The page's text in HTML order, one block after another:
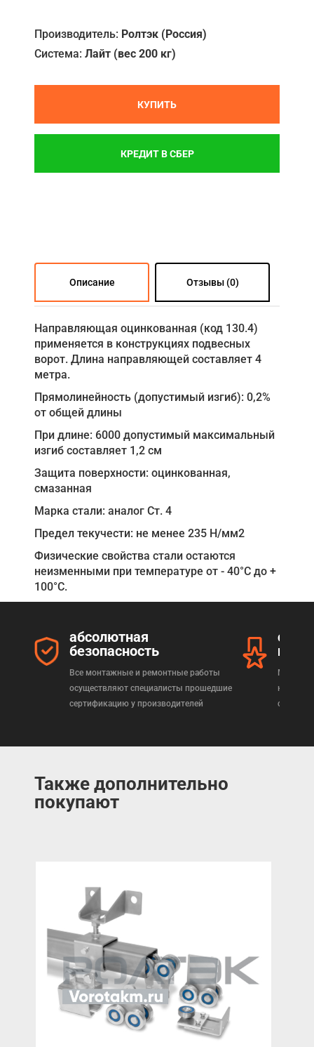
Контакты
Производитель: Ролтэк (Россия)
Система: Лайт (вес 200 кг)
КУПИТЬ
КРЕДИТ В СБЕР
Описание Отзывы (0)
Направляющая оцинкованная (код 130.4)
применяется в конструкциях подвесных
ворот. Длина направляющей составляет 4
метра.
Прямолинейность (допустимый изгиб): 0,2%
от общей длины
При длине: 6000 допустимый максимальный
изгиб составляет 1,2 см
Защита поверхности: оцинкованная,
смазанная
Марка стали: аналог Ст. 4
Предел текучести: не менее 235 Н/мм2
Физические свойства стали остаются
неизменными при температуре от - 40°C до +
100°C.
абсолютная
безопасность
Все монтажные и ремонтные работы
осуществляют специалисты прошедшие
сертификацию у производителей
Мы
Также дополнительно
покупают